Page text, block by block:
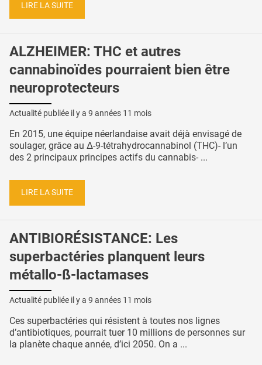
LIRE LA SUITE
ALZHEIMER: THC et autres
cannabinoïdes pourraient bien être
neuroprotecteurs
Actualité publiée il y a 9 années 11 mois
En 2015, une équipe néerlandaise avait déjà envisagé de
soulager, grâce au Δ-9-tétrahydrocannabinol (THC)- l’un
des 2 principaux principes actifs du cannabis- ...
LIRE LA SUITE
ANTIBIORÉSISTANCE: Les
superbactéries planquent leurs
métallo-ß-lactamases
Actualité publiée il y a 9 années 11 mois
Ces superbactéries qui résistent à toutes nos lignes
d’antibiotiques, pourrait tuer 10 millions de personnes sur
la planète chaque année, d’ici 2050. On a ...